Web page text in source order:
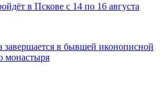
в Пскове с 14 по 16 августа
завершается в бывшей иконописной
монастыря